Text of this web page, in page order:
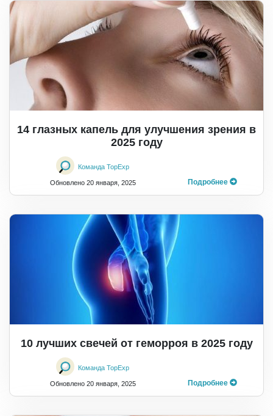
14 глазных капель для улучшения зрения в
2025 году
Команда TopExp
Обновлено 20 января, 2025 Подробнее
10 лучших свечей от геморроя в 2025 году
Команда TopExp
Обновлено 20 января, 2025 Подробнее